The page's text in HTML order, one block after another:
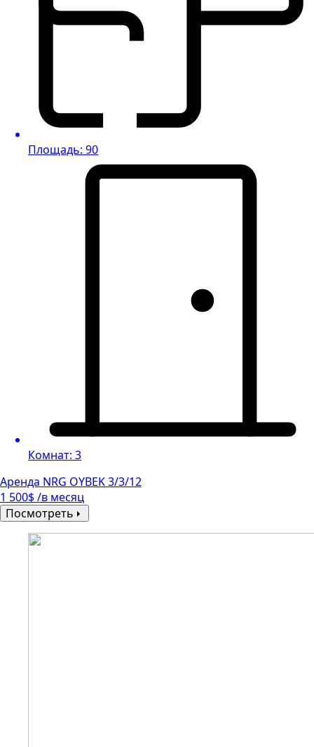
Площадь: 90
Комнат: 3
Аренда NRG OYBEK 3/3/12
1 500$ /в месяц
Посмотреть